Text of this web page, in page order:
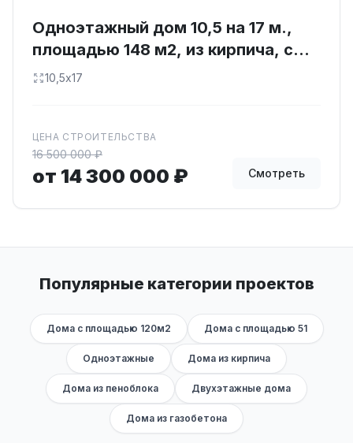
Одноэтажный дом 10,5 на 17 м.,
площадью 148 м2, из кирпича, с
парилкой
10,5х17
ЦЕНА СТРОИТЕЛЬСТВА
16 500 000 ₽
от 14 300 000 ₽ Смотреть
Популярные категории проектов
Дома с площадью 120м2 Дома с площадью 51
Одноэтажные Дома из кирпича
Дома из пеноблока Двухэтажные дома
Дома из газобетона